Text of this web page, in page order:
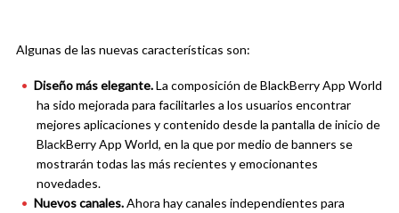
Algunas de las nuevas características son:
Diseño más elegante.La composición de BlackBerry App World
ha sido mejorada para facilitarles a los usuarios encontrar
mejores aplicaciones y contenido desde la pantalla de inicio de
BlackBerry App World, en la que por medio de banners se
mostrarán todas las más recientes y emocionantes
novedades.
Nuevos canales.Ahora hay canales independientes para